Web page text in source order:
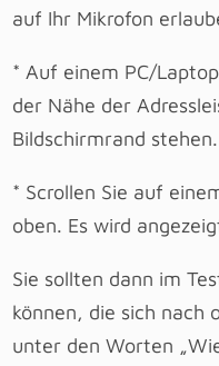
auf Ihr Mikrofon
* Auf einem PC/
der Nähe der
Bildschirmrand stehen.
* Scrollen Sie auf
oben. Es wird
Sie sollten dann im
können, die sich nach
unter den Worten